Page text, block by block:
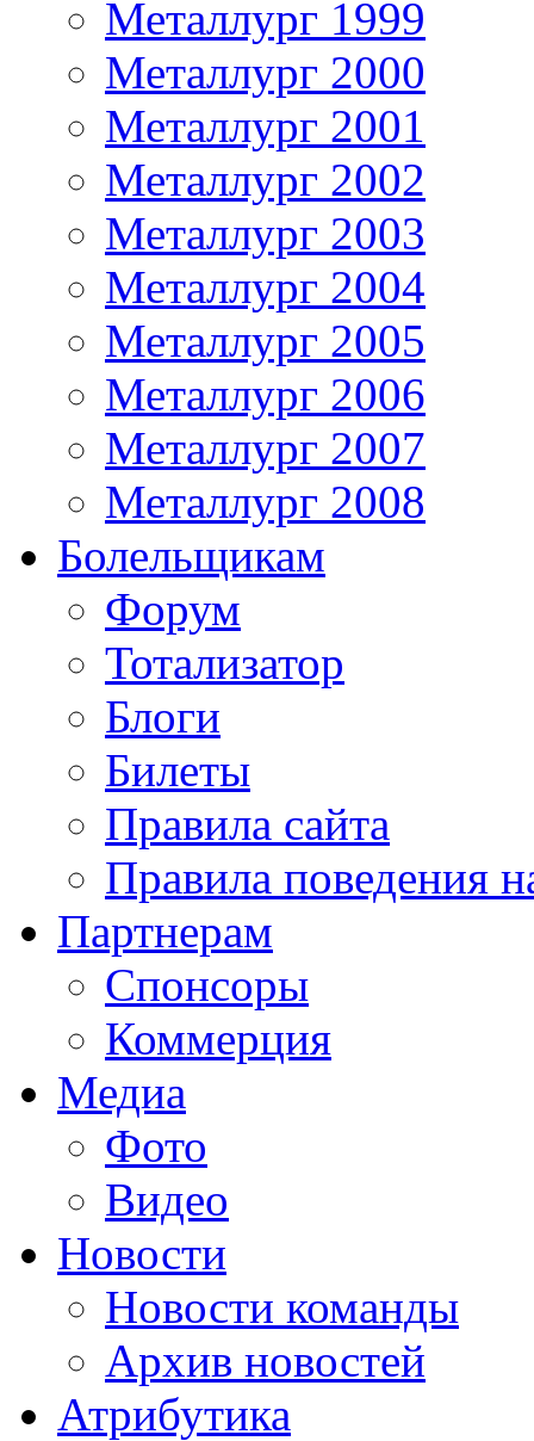
Металлург 1999
Металлург 2000
Металлург 2001
Металлург 2002
Металлург 2003
Металлург 2004
Металлург 2005
Металлург 2006
Металлург 2007
Металлург 2008
Болельщикам
Форум
Тотализатор
Блоги
Билеты
Правила сайта
Правила поведения
Партнерам
Спонсоры
Коммерция
Медиа
Фото
Видео
Новости
Новости команды
Архив новостей
Атрибутика